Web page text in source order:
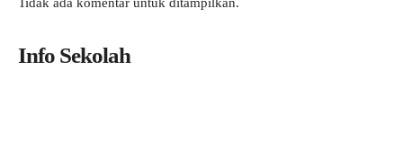
Info Sekolah